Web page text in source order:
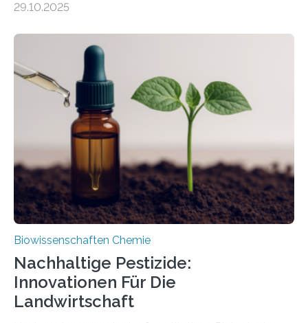
Forschende die bisher älteste bekannte Stechmücken-
Region Kachin in Myanmar und hat sich in
ausgezeichnetem Zustand erhalten. Es konnte als neue
Art einer neuen Gattung beschrieben werden und trägt
nun den Namen Cretosabethes primaevus. Dieser erste
fossile Nachweis einer Stechmückenlarve in Bernstein
stellt gleichzeitig den ersten Fossilfund einer
Mückenlarve aus dem Mesozoikum dar, denn…
29.10.2025
Biowissenschaften Chemie
Nachhaltige Pestizide:
Innovationen Für Die
Landwirtschaft